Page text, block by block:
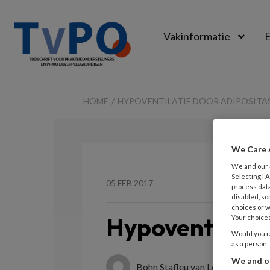
Vakinformatie
HOME HYPOVENTILATIE DOOR
05 FEB 2017
Bohn Stafleu van Loghum
We Care
We and our
Selecting I
process
disabled,
choices or
Your
Would you
as a person
We and